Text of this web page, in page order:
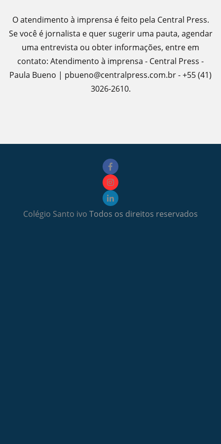
O atendimento à imprensa é feito pela Central Press.
Se você é jornalista e quer sugerir uma pauta, agendar
uma entrevista ou obter informações, entre em
contato: Atendimento à imprensa - Central Press -
Paula Bueno | pbueno@centralpress.com.br - +55 (41)
3026-2610.
Colégio Santo ivo Todos os direitos reservados